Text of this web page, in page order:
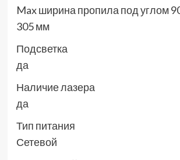
Max ширина пропила под углом
305 мм
Подсветка
да
Наличие лазера
да
Тип питания
Сетевой